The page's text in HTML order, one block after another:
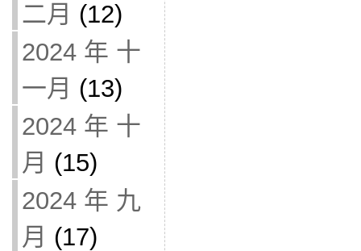
二月 (12)
2024 年 十
一月 (13)
2024 年 十
月 (15)
2024 年 九
月 (17)